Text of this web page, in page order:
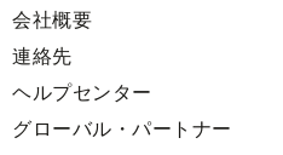
会社概要
連絡先
ヘルプセンター
グローバル・パートナー